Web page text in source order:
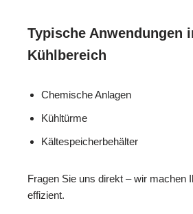
Typische Anwendungen
Kühlbereich
Chemische Anlagen
Kühltürme
Kältespeicherbehälter
Fragen Sie uns direkt – wir machen
effizient.